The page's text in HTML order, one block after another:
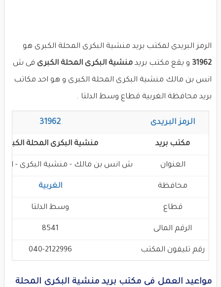
الرمز البريدى لمكتب بريد منشية البكرى المحلة الكبرى هو
31962 و يقع مكتب بريد منشية البكرى المحلة الكبرى فى ش
انس بن مالك منشية البكرى المحلة الكبرى و هو احد مكاتب
بريد محافظة الغربية قطاع وسط الدلتا .
الرمز البريدى 31962
مكتب بريد منشية البكرى المحلة الكبرى
العنوان ش انس بن مالك - منشية البكرى -
محافظة الغربية
قطاع وسط الدلتا
الرقم المالى 8541
رقم تليفون المكتب 040-2122996
مواعيد العمل فى مكتب بريد منشية البكرى المحلة